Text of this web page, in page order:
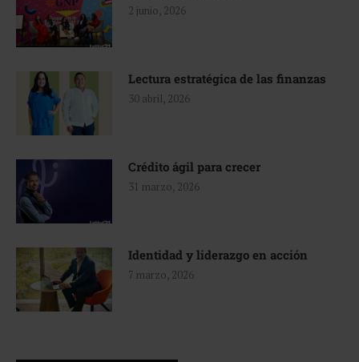
2 junio, 2026
Lectura estratégica de las finanzas
30 abril, 2026
Crédito ágil para crecer
31 marzo, 2026
Identidad y liderazgo en acción
7 marzo, 2026